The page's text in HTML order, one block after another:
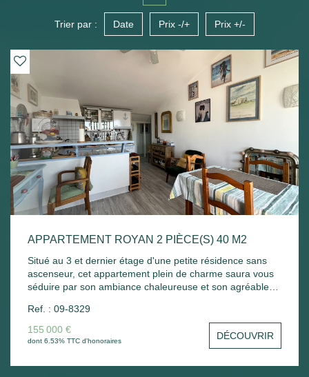
Trier par : Date Prix -/+ Prix +/-
APPARTEMENT ROYAN 2 PIÈCE(S) 40 M2
Situé au 3 et dernier étage d'une petite résidence sans
ascenseur, cet appartement plein de charme saura vous
séduire par son ambiance chaleureuse et son agréable
séjour lumineux avec coin cuisine, d'une chambre
mansardée, ainsi que d'une salle de bains avec WC,
également mansardée. Vous profiterez également d'un
balcon, idéal pour savourer un café tout en admirant
l'aperçu mer. Un bien idéal pour un pied-à-terre en bord
Ref. : 09-8329
155 000 €
dont 6.53% TTC d'honoraires DÉCOUVRIR